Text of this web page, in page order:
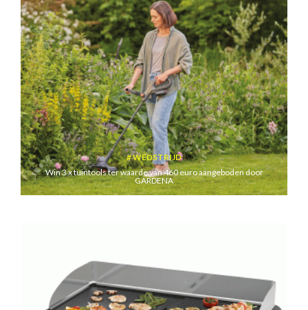
WEDSTRIJD
Win 3 x tuintools ter waarde van 460 euro aangeboden door
GARDENA